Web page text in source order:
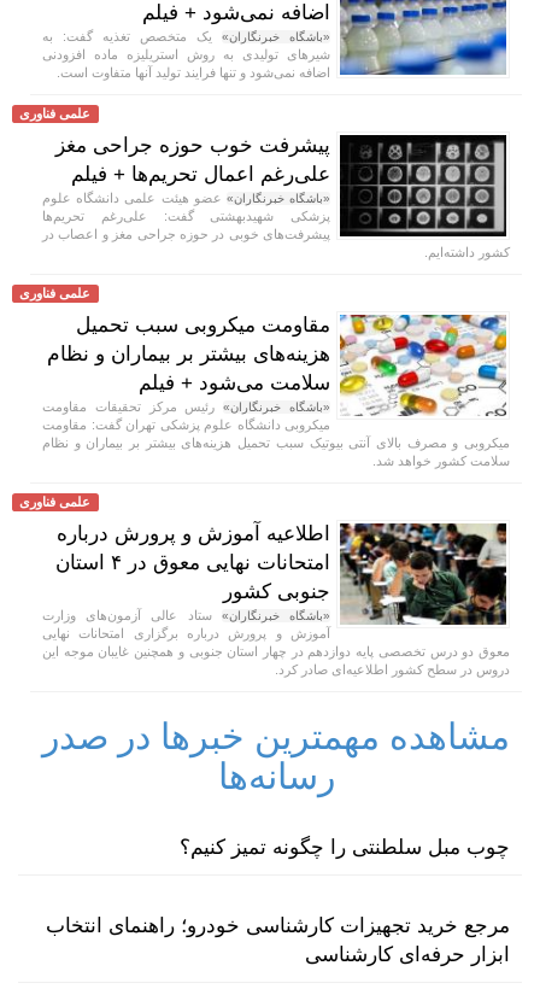
اضافه نمی‌شود + فیلم
«باشگاه خبرنگاران» یک متخصص تغذیه گفت: به
شیر‌های تولیدی به روش استریلیزه ماده افزودنی
اضافه نمی‌شود و تنها فرایند تولید آنها متفاوت است.
علمی فناوری
پیشرفت خوب حوزه جراحی مغز
علی‌رغم اعمال تحریم‌ها + فیلم
«باشگاه خبرنگاران» عضو هیئت علمی دانشگاه علوم
پزشکی شهیدبهشتی گفت: علی‌رغم تحریم‌ها
پیشرفت‌های خوبی در حوزه جراحی مغز و اعصاب در
کشور داشته‌ایم.
علمی فناوری
مقاومت میکروبی سبب تحمیل
هزینه‌های بیشتر بر بیماران و نظام
سلامت می‌شود + فیلم
«باشگاه خبرنگاران»رئیس مرکز تحقیقات مقاومت
میکروبی دانشگاه علوم پزشکی تهران گفت: مقاومت
میکروبی و مصرف بالای آنتی بیوتیک سبب تحمیل هزینه‌های بیشتر بر بیماران و نظام
سلامت کشور خواهد شد.
علمی فناوری
اطلاعیه آموزش و پرورش درباره
امتحانات نهایی معوق در ۴ استان
جنوبی کشور
«باشگاه خبرنگاران» ستاد عالی آزمون‌های وزارت
آموزش و پرورش درباره برگزاری امتحانات نهایی
معوق دو درس تخصصی پایه دوازدهم در چهار استان جنوبی و همچنین غایبان موجه این
دروس در سطح کشور اطلاعیه‌ای صادر کرد.
مشاهده مهمترین خبرها در صدر
رسانه‌ها
چوب مبل سلطنتی را چگونه تمیز کنیم؟
مرجع خرید تجهیزات کارشناسی خودرو؛ راهنمای انتخاب
ابزار حرفه‌ای کارشناسی